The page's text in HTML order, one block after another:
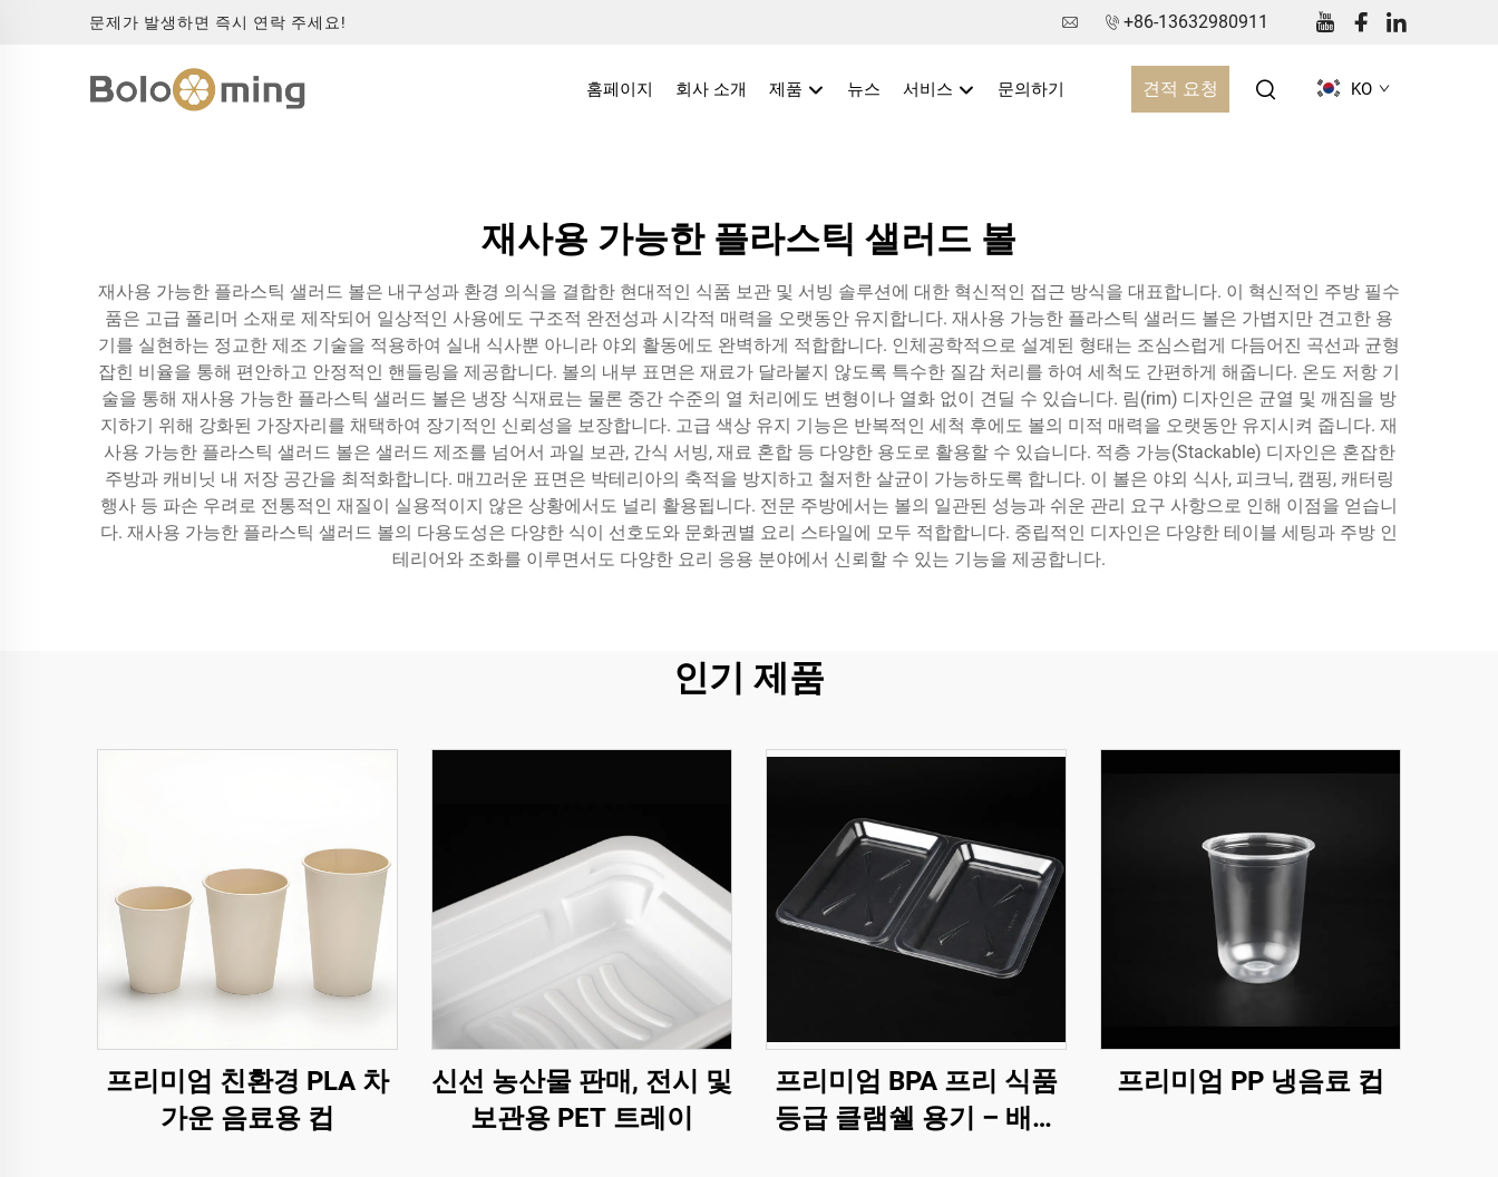
문제가 발생하면 즉시 연락 주세요! +86-13632980911
홈페이지 회사 소개 제품 뉴스 서비스 문의하기 견적 요청 KO
재사용 가능한 플라스틱 샐러드 볼
재사용 가능한 플라스틱 샐러드 볼은 내구성과 환경 의식을 결합한 현대적인 식품 보관 및 서빙 솔루션에 대한 혁신적인 접근 방식을 대표합니다. 이 혁신적인 주방 필수
품은 고급 폴리머 소재로 제작되어 일상적인 사용에도 구조적 완전성과 시각적 매력을 오랫동안 유지합니다. 재사용 가능한 플라스틱 샐러드 볼은 가볍지만 견고한 용
기를 실현하는 정교한 제조 기술을 적용하여 실내 식사뿐 아니라 야외 활동에도 완벽하게 적합합니다. 인체공학적으로 설계된 형태는 조심스럽게 다듬어진 곡선과 균형
잡힌 비율을 통해 편안하고 안정적인 핸들링을 제공합니다. 볼의 내부 표면은 재료가 달라붙지 않도록 특수한 질감 처리를 하여 세척도 간편하게 해줍니다. 온도 저항 기
술을 통해 재사용 가능한 플라스틱 샐러드 볼은 냉장 식재료는 물론 중간 수준의 열 처리에도 변형이나 열화 없이 견딜 수 있습니다. 림(rim) 디자인은 균열 및 깨짐을 방
지하기 위해 강화된 가장자리를 채택하여 장기적인 신뢰성을 보장합니다. 고급 색상 유지 기능은 반복적인 세척 후에도 볼의 미적 매력을 오랫동안 유지시켜 줍니다. 재
사용 가능한 플라스틱 샐러드 볼은 샐러드 제조를 넘어서 과일 보관, 간식 서빙, 재료 혼합 등 다양한 용도로 활용할 수 있습니다. 적층 가능(Stackable) 디자인은 혼잡한
주방과 캐비닛 내 저장 공간을 최적화합니다. 매끄러운 표면은 박테리아의 축적을 방지하고 철저한 살균이 가능하도록 합니다. 이 볼은 야외 식사, 피크닉, 캠핑, 캐터링
행사 등 파손 우려로 전통적인 재질이 실용적이지 않은 상황에서도 널리 활용됩니다. 전문 주방에서는 볼의 일관된 성능과 쉬운 관리 요구 사항으로 인해 이점을 얻습니
다. 재사용 가능한 플라스틱 샐러드 볼의 다용도성은 다양한 식이 선호도와 문화권별 요리 스타일에 모두 적합합니다. 중립적인 디자인은 다양한 테이블 세팅과 주방 인
테리어와 조화를 이루면서도 다양한 요리 응용 분야에서 신뢰할 수 있는 기능을 제공합니다.
인기 제품
프리미엄 친환경 PLA 차
가운 음료용 컵
신선 농산물 판매, 전시 및
보관용 PET 트레이
프리미엄 BPA 프리 식품
등급 클램쉘 용기 – 배달
프리미엄 PP 냉음료 컵